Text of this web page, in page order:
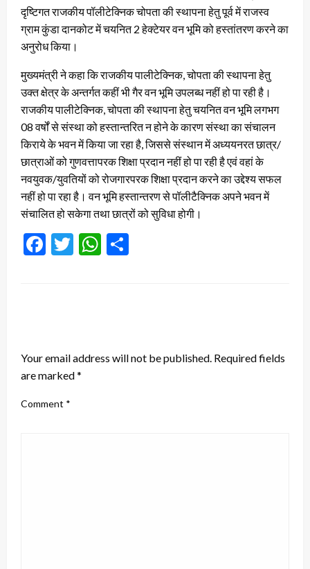
दृष्टिगत राजकीय पॉलीटेक्निक चोपता की स्थापना हेतु पूर्व में राजस्व
ग्राम कुंडा दानकोट में चयनित 2 हेक्टेयर वन भूमि को हस्तांतरण करने का
अनुरोध किया।
मुख्यमंत्री ने कहा कि राजकीय पालीटेक्निक, चोपता की स्थापना हेतु
उक्त क्षेत्र के अन्तर्गत कहीं भी गैर वन भूमि उपलब्ध नहीं हो पा रही है।
राजकीय पालीटेक्निक, चोपता की स्थापना हेतु चयनित वन भूमि लगभग
08 वर्षों से संस्था को हस्तान्तरित न होने के कारण संस्था का संचालन
किराये के भवन में किया जा रहा है, जिससे संस्थान में अध्ययनरत छात्र/
छात्राओं को गुणवत्तापरक शिक्षा प्रदान नहीं हो पा रही है एवं वहां के
नवयुवक/युवतियों को रोजगारपरक शिक्षा प्रदान करने का उद्देश्य सफल
नहीं हो पा रहा है। वन भूमि हस्तान्तरण से पॉलीटैक्निक अपने भवन में
संचालित हो सकेगा तथा छात्रों को सुविधा होगी।
Facebook
TwitterWhatsApp
Your email address will not be published. Required fields
are marked*
Comment *